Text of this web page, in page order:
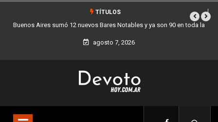
TÍTULOS
90 en toda la Los stands móviles de la Ciudad llegan esta semana a
agosto 7, 2026